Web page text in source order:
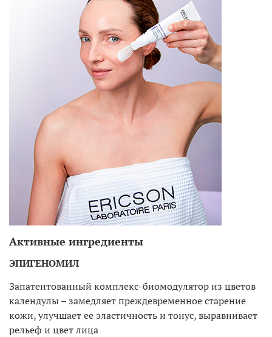
Активные ингредиенты
ЭПИГЕНОМИЛ
Запатентованный комплекс-биомодулятор из цветов
календулы – замедляет преждевременное старение
кожи, улучшает ее эластичность и тонус, выравнивает
рельеф и цвет лица